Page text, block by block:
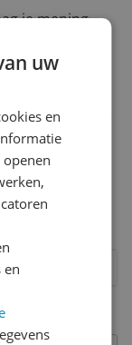
je mening
van je
schrijven
10 minuten.
een betere
kans op
uw
en
en